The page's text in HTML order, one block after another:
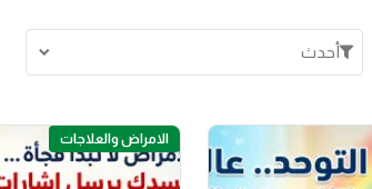
أحدث
الامراض والعلاجات